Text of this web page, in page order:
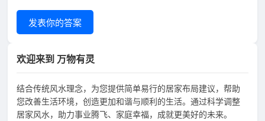
发表你的答案
欢迎来到 万物有灵
结合传统风水理念，为您提供简单易行的居家布局建议，帮助
您改善生活环境，创造更加和谐与顺利的生活。通过科学调整
居家风水，助力事业腾飞、家庭幸福，成就更美好的未来。